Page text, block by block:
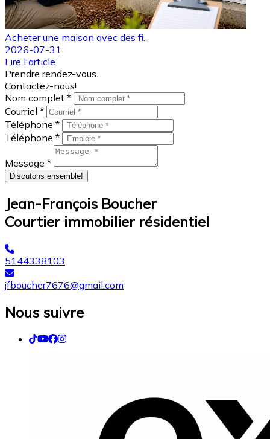
Acheter une maison avec des fi...
2026-07-31
Lire l'article
Prendre rendez-vous.
Contactez-nous!
Nom complet *
Courriel *
Téléphone *
Téléphone *
Message *
Discutons ensemble!
Jean-François Boucher
Courtier immobilier résidentiel
5144338103
jfboucher7676@gmail.com
Nous suivre